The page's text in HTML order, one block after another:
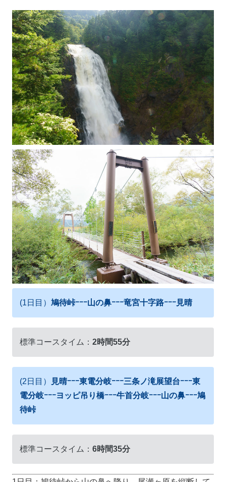
(1日目） 鳩待峠ｰｰｰ山の鼻ｰｰｰ竜宮十字路ｰｰｰ見晴
標準コースタイム： 2時間55分
(2日目）
見晴ｰｰｰ東電分岐ｰｰｰ三条ノ滝展望台ｰｰｰ東
電分岐ｰｰｰヨッピ吊り橋ｰｰｰ牛首分岐ｰｰｰ山の鼻ｰｰｰ鳩
待峠
標準コースタイム： 6時間35分